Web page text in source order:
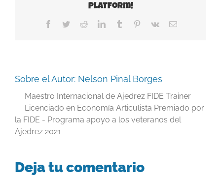
Platform!
Facebook
TwitterRedditLinkedInTumblr Pinterest
Vk
Correo
Sobre el Autor: Nelson Pinal Borges
Maestro Internacional de Ajedrez FIDE Trainer
Licenciado en Economía Articulista Premiado por
la FIDE - Programa apoyo a los veteranos del
Ajedrez 2021
Deja tu comentario